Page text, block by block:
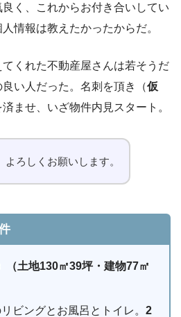
く、これからお付き合いしてい
情報は教えたかったからだ。
くれた不動産屋さんは若そうだ
い人だった。名刺を頂き（仮
ませ、いざ物件内見スタート。
よろしくお願いします。
（土地130㎡39坪・建物77㎡
ビングとお風呂とトイレ。2